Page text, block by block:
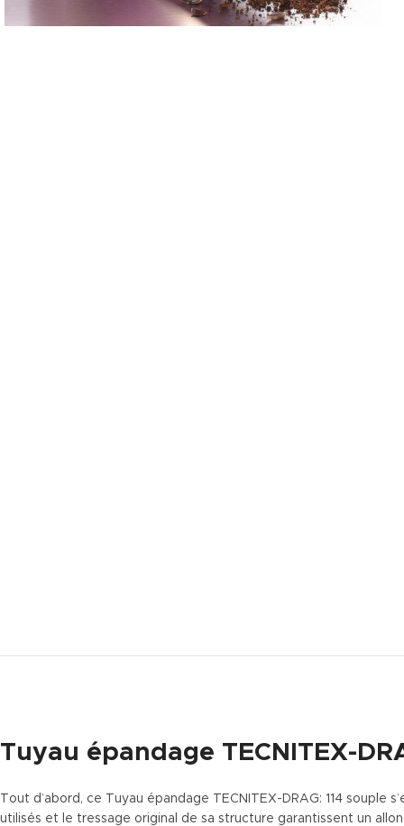
Tuyau épandage TECNITEX-
Tout d’abord, ce Tuyau épandage TECNITEX-DRAG: 114 souple
utilisés et le tressage original de sa structure garantissent un